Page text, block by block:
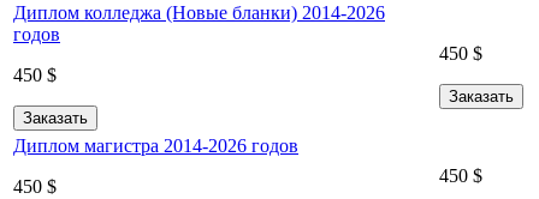
Диплом колледжа (Новые бланки) 2014-2026
годов
450 $
Заказать
450 $
Заказать
Диплом магистра 2014-2026 годов
450 $
450 $